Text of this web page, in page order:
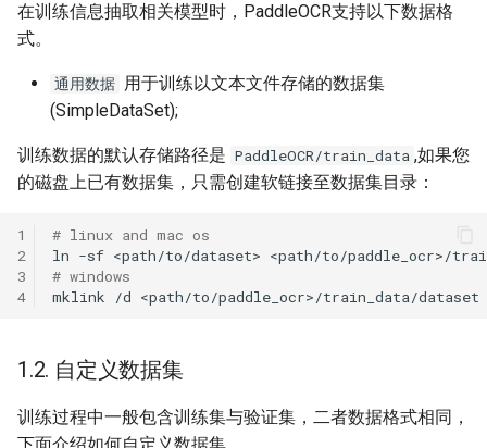
网页前端部署
Paddle2ONNX模型转化与预
云上飞桨部署工具
Benchmark
2. 开始训练
2.2. 断点训练
2.3. 混合精度训练
2.4. 分布式训练
2.5. 知识蒸馏训练
3.1. 指标评估
PaddleOCR模型推理参数解释
项目克隆
配置文件内容与生成
如何生产自定义超轻量模型？
SEED
ViTSTR
关键信息抽取算法
使用PaddleOCR架构添加新算
在训练信息抽取相关模型时，PaddleOCR支持以下数据格
式。
通用数据 用于训练以文本文件存储的数据集
(SimpleDataSet);
训练数据的默认存储路径是 PaddleOCR/train_data ,如果您
的磁盘上已有数据集，只需创建软链接至数据集目录：
1
2
3
4
# linux and mac os
ln -sf <path/to/dataset>
# windows
mklink
/d <path/to/paddle_ocr>/train_data/dataset
1.2. 自定义数据集
训练过程中一般包含训练集与验证集，二者数据格式相同，